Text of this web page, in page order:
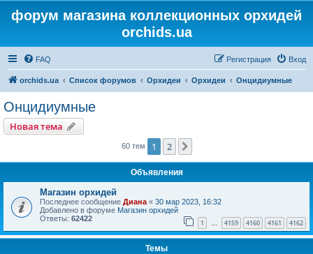
форум магазина коллекционных орхидей
orchids.ua
FAQ Вход
Регистрация
orchids.ua Список форумов Орхидеи Орхидеи Онцидиумные
Онцидиумные
Новая тема
60 тем 1 2
Объявления
Магазин орхидей
Последнее сообщение Диана « 30 мар 2023, 16:32
Добавлено в форуме Магазин орхидей
Ответы: 62422 1 … 4159 4160 4161 4162
Темы